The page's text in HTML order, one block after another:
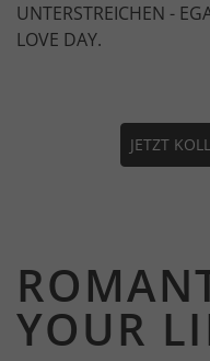
UNTERSTREICHEN -
LOVE DAY.
JETZT
YOUR